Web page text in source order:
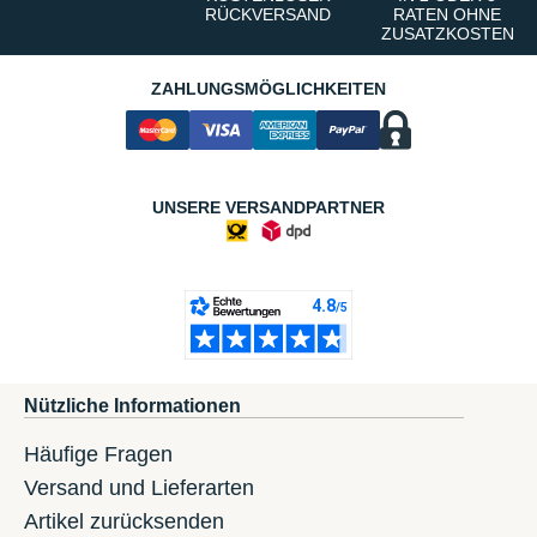
RÜCKVERSAND
RATEN OHNE
ZUSATZKOSTEN
ZAHLUNGSMÖGLICHKEITEN
UNSERE VERSANDPARTNER
Nützliche Informationen
Häufige Fragen
Versand und Lieferarten
Artikel zurücksenden